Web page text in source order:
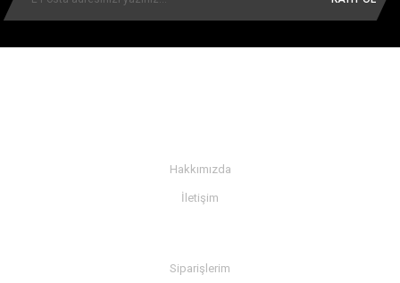
Hakkımızda
İletişim
Siparişlerim